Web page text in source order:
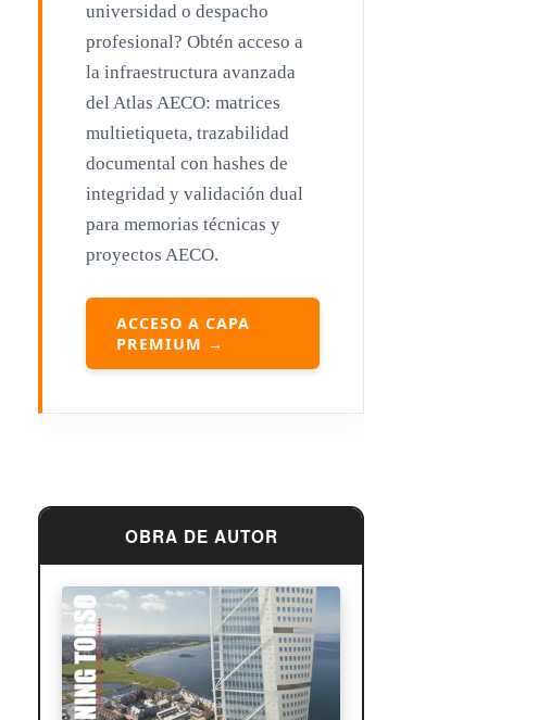
Mies van der Rohe
Philip Johnson
Le Corbusier
William Pereira
Frank Lloyd Wright
Louis Sullivan
Miguel Ángel Buonarroti
universidad o despacho
profesional? Obtén acceso a
la infraestructura avanzada
del Atlas AECO: matrices
multietiqueta, trazabilidad
documental con hashes de
integridad y validación dual
para memorias técnicas y
proyectos AECO.
ACCESO A CAPA
PREMIUM →
OBRA DE AUTOR